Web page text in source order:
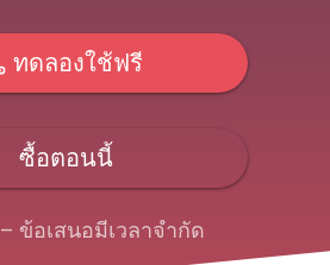
ทดลองใช้ฟรี
ซื้อตอนนี้
– ข้อเสนอมีเวลาจํากัด